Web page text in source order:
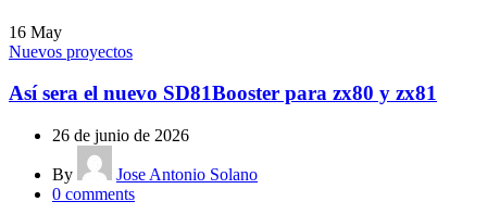
16 May
Nuevos proyectos
Así sera el nuevo SD81Booster para zx80 y zx81
26 de junio de 2026
By
Jose Antonio Solano
0 comments